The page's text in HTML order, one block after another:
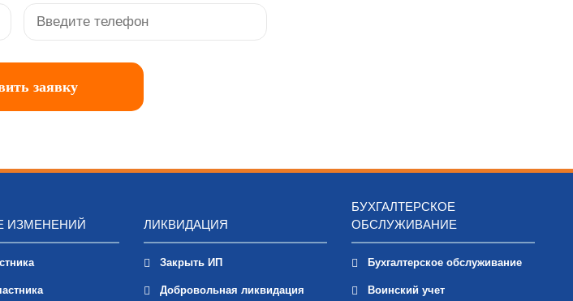
ИЗМЕНЕНИЙ ЛИКВИДАЦИЯ
Закрыть ИП
Добровольная ликвидация
БУХГАЛТЕРСКОЕ
ОБСЛУЖИВАНИЕ
Бухгалтерское обслуживание
Воинский учет